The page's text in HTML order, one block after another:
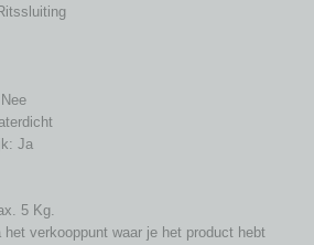
Ja
5 Kg.
verkooppunt waar je het product hebt